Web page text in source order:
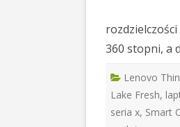
360 stopni, a
Lenovo
Lake Fresh,
seria x, Smart